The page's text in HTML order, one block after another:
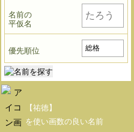
名前の
平仮名
優先順位
【祐徳】
を使い画数の良い名前